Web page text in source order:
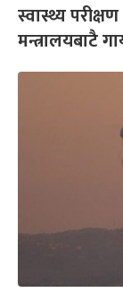
स्वास्थ्य
मन्त्रालयबाटै